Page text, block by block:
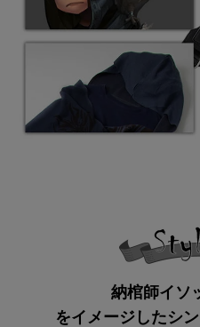
納棺師イソ
をイメージしたシ